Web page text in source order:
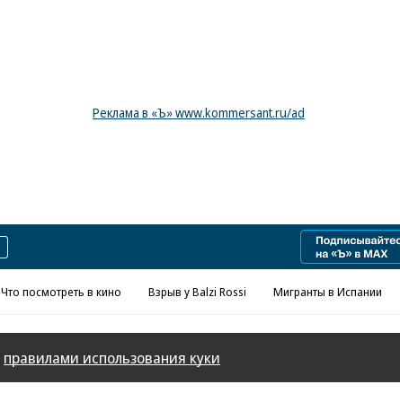
Реклама в «Ъ» www.kommersant.ru/ad
Что посмотреть в кино Взрыв у Balzi Rossi Мигранты в Испании
правилами использования куки